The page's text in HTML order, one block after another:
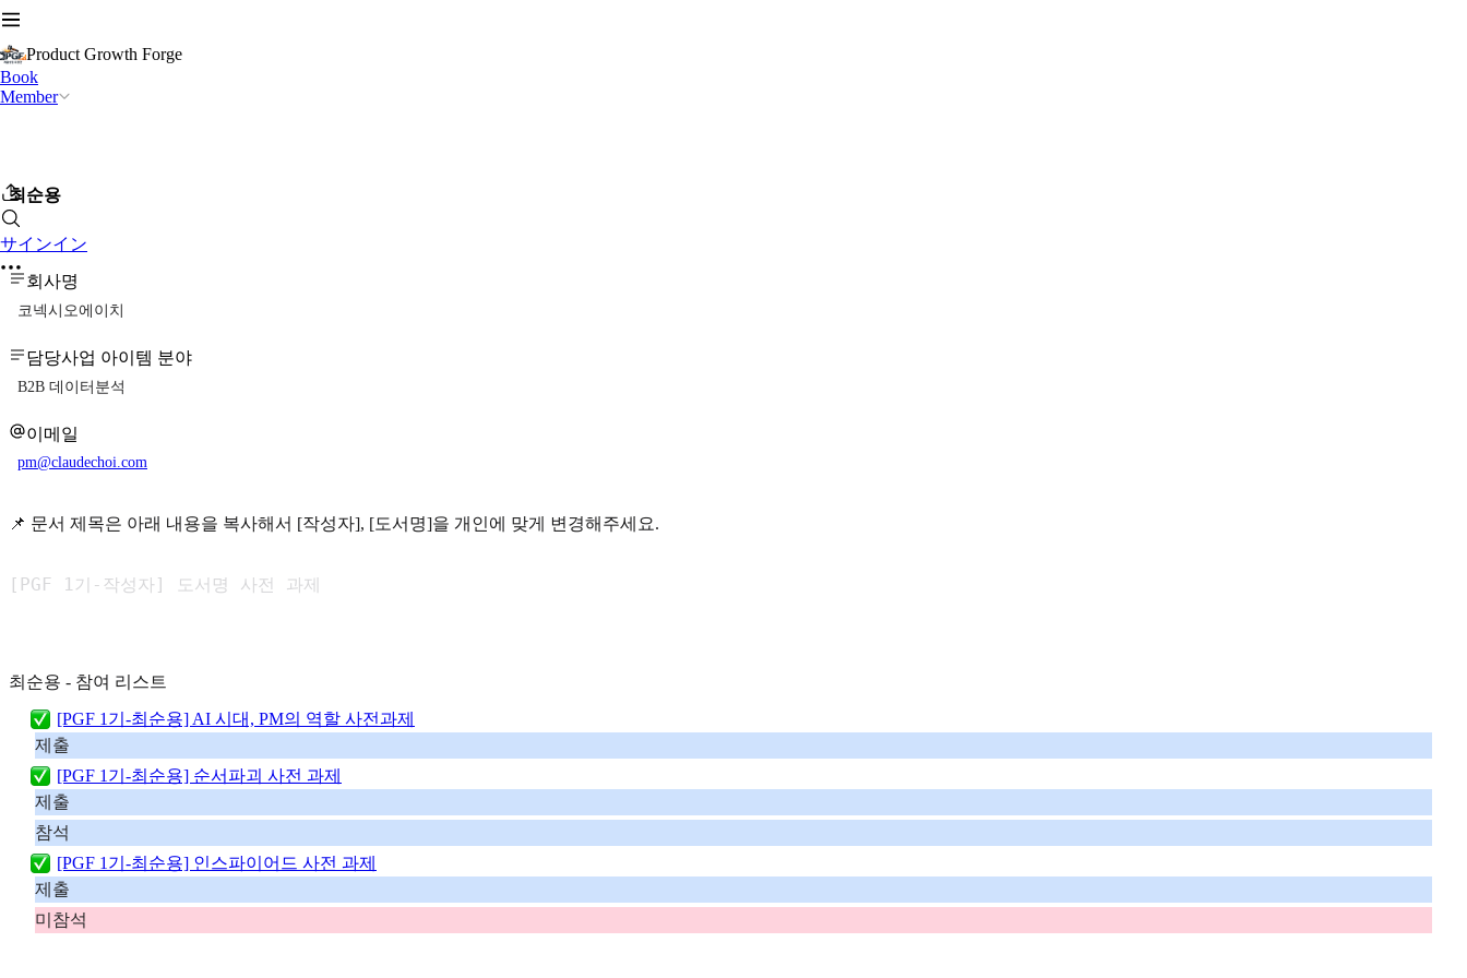
Product Growth Forge
Book
Member
サインイン
최순용
회사명
코넥시오에이치
담당사업 아이템 분야
B2B 데이터분석
이메일
pm@claudechoi.com
📌 문서 제목은 아래 내용을 복사해서 [작성자], [도서명]을 개인에 맞게 변경해주세요.
[PGF 1기-작성자] 도서명 사전 과제
최순용 - 참여 리스트
[PGF 1기-최순용] AI 시대, PM의 역할 사전과제
제출
[PGF 1기-최순용] 순서파괴 사전 과제
제출
참석
[PGF 1기-최순용] 인스파이어드 사전 과제
제출
미참석